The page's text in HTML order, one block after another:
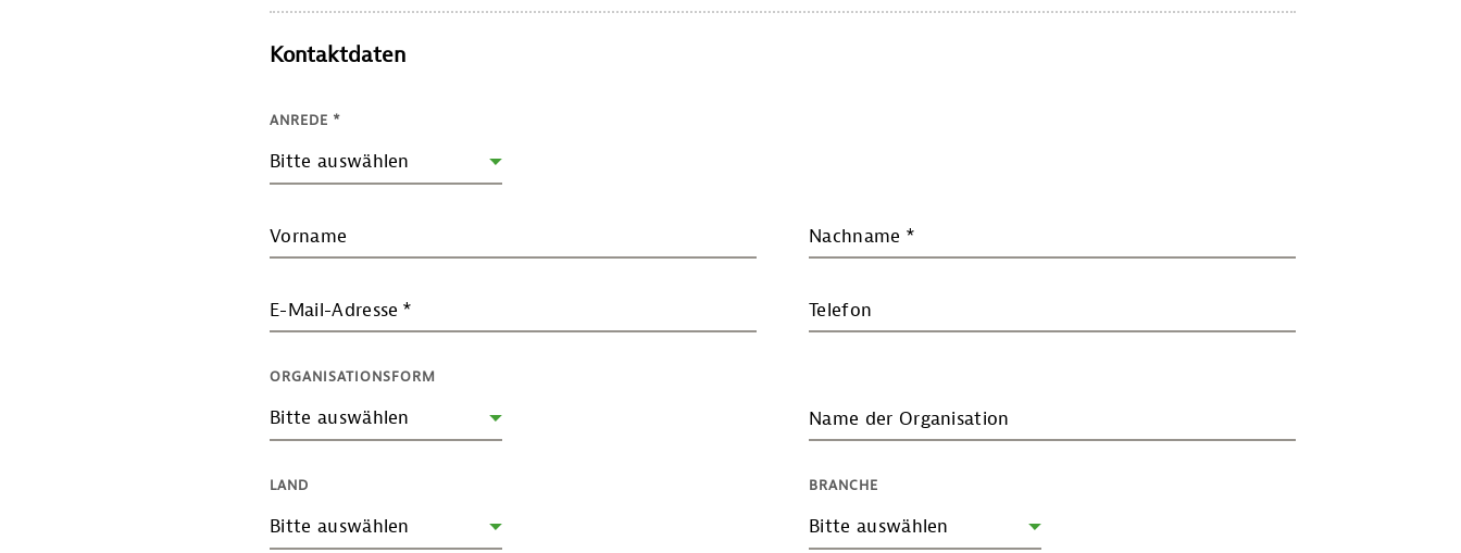
Kontaktdaten
ANREDE *
Bitte auswählen
Vorname Nachname *
E-Mail-Adresse * Telefon
ORGANISATIONSFORM
Bitte auswählen Name der Organisation
LAND
Bitte auswählen
BRANCHE
Bitte auswählen